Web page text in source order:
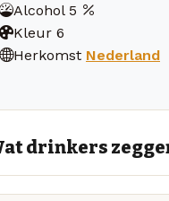
Alcohol 5
Kleur 6
Herkomst Nederland
drinkers